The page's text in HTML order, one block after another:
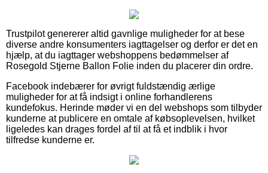
Trustpilot genererer altid gavnlige muligheder for at bese
diverse andre konsumenters iagttagelser og derfor er det en
hjælp, at du iagttager webshoppens bedømmelser af
Rosegold Stjerne Ballon Folie inden du placerer din ordre.
Facebook indebærer for øvrigt fuldstændig ærlige
muligheder for at få indsigt i online forhandlerens
kundefokus. Herinde møder vi en del webshops som tilbyder
kunderne at publicere en omtale af købsoplevelsen, hvilket
ligeledes kan drages fordel af til at få et indblik i hvor
tilfredse kunderne er.